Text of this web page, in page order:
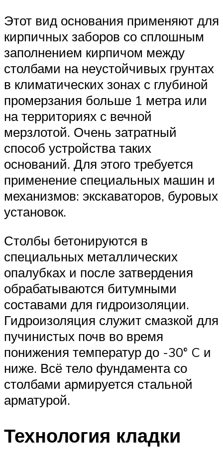
Этот вид основания применяют для
кирпичных заборов со сплошным
заполнением кирпичом между
столбами на неустойчивых грунтах
в климатических зонах с глубиной
промерзания больше 1 метра или
на территориях с вечной
мерзлотой. Очень затратный
способ устройства таких
оснований. Для этого требуется
применение специальных машин и
механизмов: экскаваторов, буровых
установок.
Столбы бетонируются в
специальных металлических
опалубках и после затвердения
обрабатываются битумными
составами для гидроизоляции.
Гидроизоляция служит смазкой для
пучинистых почв во время
понижения температур до -30° C и
ниже. Всё тело фундамента со
столбами армируется стальной
арматурой.
Технология кладки